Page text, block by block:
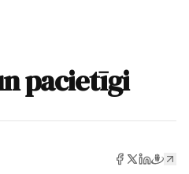
pacietīgi